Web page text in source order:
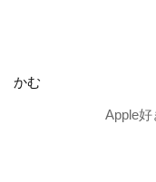
かむ
Apple好